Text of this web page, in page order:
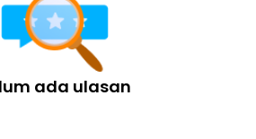
384
ada ulasan